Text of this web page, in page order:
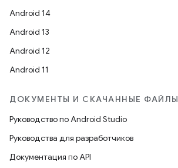
Android 14
Android 13
Android 12
Android 11
ДОКУМЕНТЫ И СКАЧАННЫЕ ФАЙЛЫ
Руководство по Android Studio
Руководства для разработчиков
Документация по API